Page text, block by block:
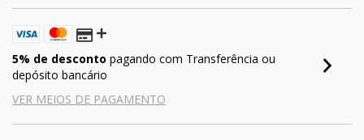
5% de desconto pagando com Transferência ou
depósito bancário
VER MEIOS DE PAGAMENTO